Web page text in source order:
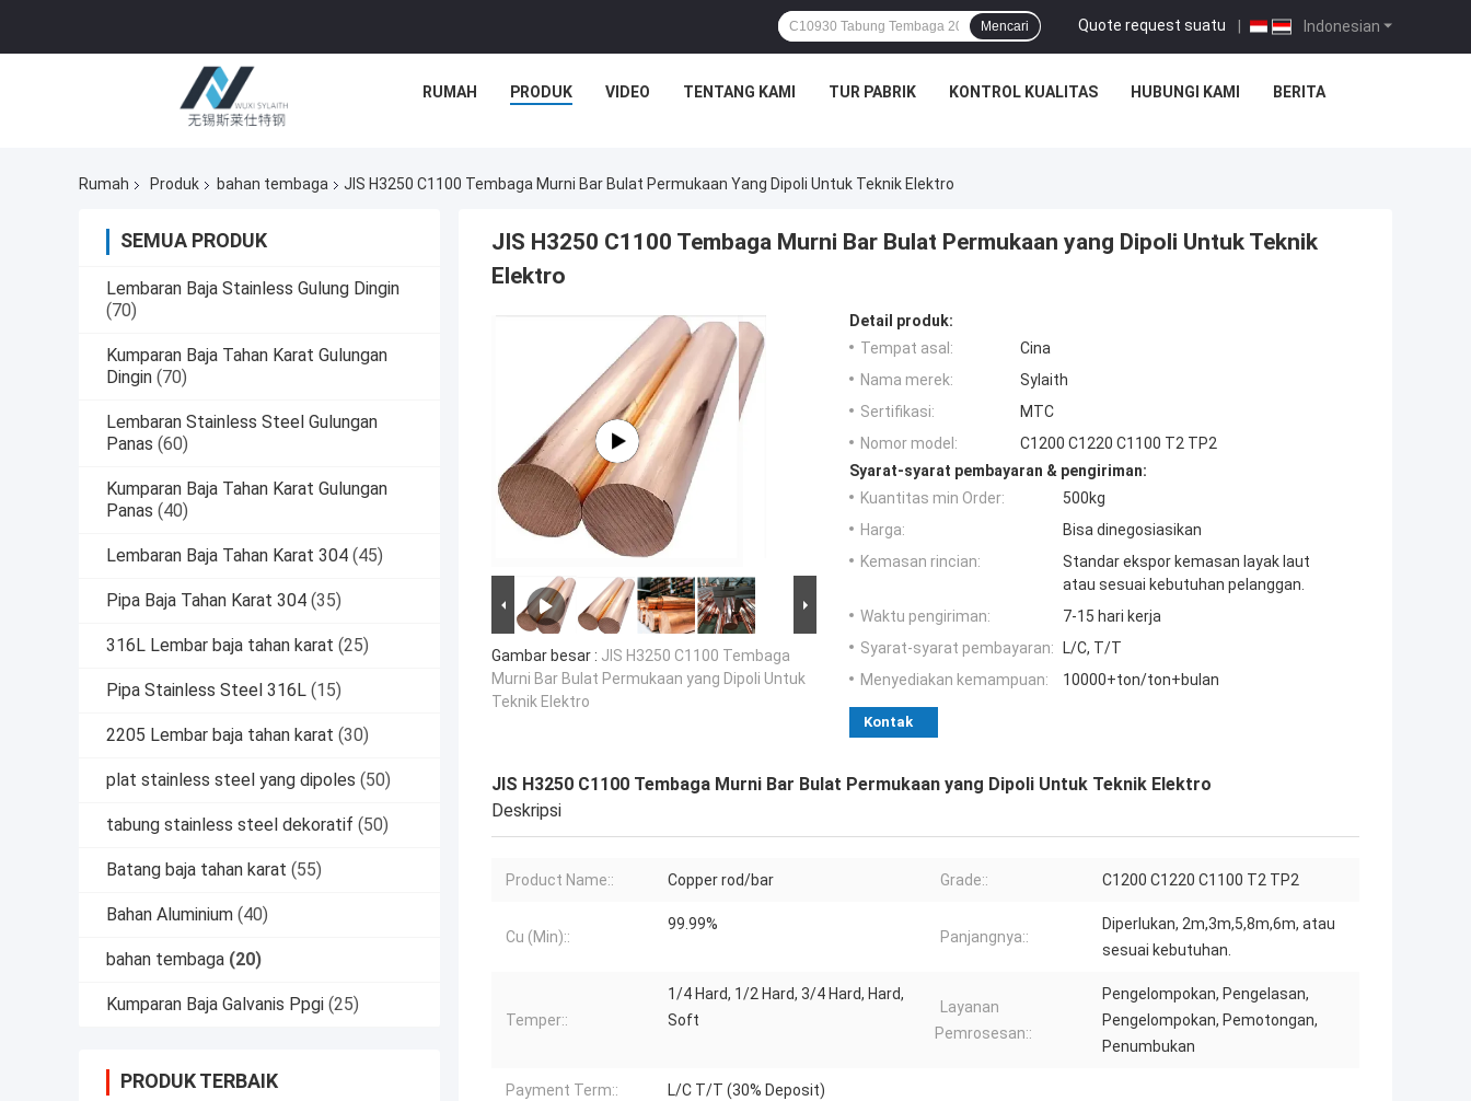
Indonesian
Quote request suatu |
Mencari
RUMAH PRODUK VIDEO TENTANG KAMI TUR PABRIK KONTROL KUALITAS HUBUNGI KAMI BERITA
Rumah Produk bahan tembaga JIS H3250 C1100 Tembaga Murni Bar Bulat Permukaan Yang Dipoli Untuk Teknik Elektro
SEMUA PRODUK
Lembaran Baja Stainless Gulung Dingin
(70)
Kumparan Baja Tahan Karat Gulungan
Dingin (70)
Lembaran Stainless Steel Gulungan
Panas (60)
Kumparan Baja Tahan Karat Gulungan
Panas (40)
Lembaran Baja Tahan Karat 304 (45)
Pipa Baja Tahan Karat 304 (35)
316L Lembar baja tahan karat (25)
Pipa Stainless Steel 316L (15)
2205 Lembar baja tahan karat (30)
plat stainless steel yang dipoles (50)
tabung stainless steel dekoratif (50)
Batang baja tahan karat (55)
Bahan Aluminium (40)
bahan tembaga (20)
Kumparan Baja Galvanis Ppgi (25)
PRODUK TERBAIK
JIS H3250 C1100 Tembaga Murni Bar Bulat Permukaan yang Dipoli Untuk Teknik
Elektro
Gambar besar : JIS H3250 C1100 Tembaga
Murni Bar Bulat Permukaan yang Dipoli Untuk
Teknik Elektro
Detail produk:
Tempat asal:
Cina
Nama merek:
Sylaith
Sertifikasi:
MTC
Nomor model:
C1200 C1220 C1100 T2 TP2
Syarat-syarat pembayaran & pengiriman:
Kuantitas min Order:
500kg
Harga:
Bisa dinegosiasikan
Kemasan rincian:
Standar ekspor kemasan layak laut
atau sesuai kebutuhan pelanggan.
Waktu pengiriman:
7-15 hari kerja
Syarat-syarat pembayaran:
L/C, T/T
Menyediakan kemampuan:
10000+ton/ton+bulan
Kontak
JIS H3250 C1100 Tembaga Murni Bar Bulat Permukaan yang Dipoli Untuk Teknik Elektro
Deskripsi
Product Name:: Copper rod/bar Grade:: C1200 C1220 C1100 T2 TP2
Cu (Min)::
99.99%
Panjangnya::
Diperlukan, 2m,3m,5,8m,6m, atau
sesuai kebutuhan.
Temper::
1/4 Hard, 1/2 Hard, 3/4 Hard, Hard,
Soft
Layanan
Pemrosesan::
Pengelompokan, Pengelasan,
Pengelompokan, Pemotongan,
Penumbukan
Payment Term:: L/C T/T (30% Deposit)